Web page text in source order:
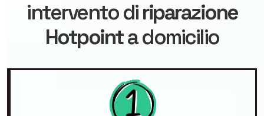
intervento diriparazione
Hotpointa domicilio